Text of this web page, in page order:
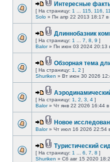
Интересные
[ На страницу: 1 115 116
Solo » Пн апр 22 2013 18:17
Длиннобазник
[ На страницу: 1 7 8 9 ]
Balor» Пн июн 03 2024 20:13
Обзорная тема
[ На страницу: 1 2 ]
Shuriken » Вт июн 30 2026
[ На страницу: 1 2 3 4 ]
Balor» Чт янв 22 2026 16:44
Новое
Balor» Чт июл 16 2026 22:54
Туристический
[ На страницу: 1 6 7 8 ]
Shuriken » Сб авг 15 2020